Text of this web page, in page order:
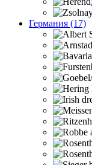
Германия (17)